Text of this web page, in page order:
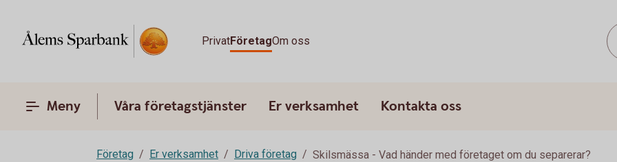
PrivatFöretagOm oss
Meny Våra företagstjänster Er verksamhet Kontakta oss
Företag Er verksamhet Driva företag Skilsmässa - Vad händer med företaget om du separerar?